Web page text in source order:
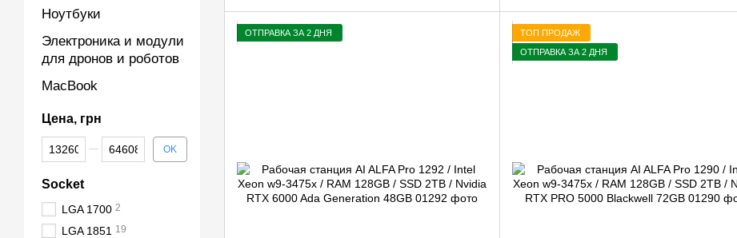
ОТПРАВКА ЗА 2 ДНЯ
ТОП ПРОДАЖ
ОТПРАВКА ЗА 2 ДНЯ
Ноутбуки
Электроника и модули
для дронов и роботов
MacBook
Цена, грн
От Цена, грн
До Цена, грн OK
Socket
LGA 1700 2
LGA 1851 19